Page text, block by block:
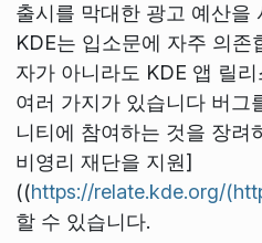
출시를 막대한 광고 예산을
KDE는 입소문에 자주 의존
자가 아니라도 KDE 앱 릴
여러 가지가 있습니다 버그
니티에 참여하는 것을 장려
비영리 재단을 지원]
((https://relate.kde.org/
할 수 있습니다.